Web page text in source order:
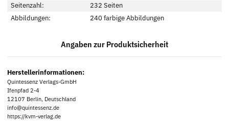
Seitenzahl:
232 Seiten
Abbildungen:
240 farbige Abbildungen
Angaben zur Produktsicherheit
Herstellerinformationen:
Quintessenz Verlags-GmbH
Ifenpfad 2-4
12107 Berlin, Deutschland
info@quintessenz.de
https://kvm-verlag.de